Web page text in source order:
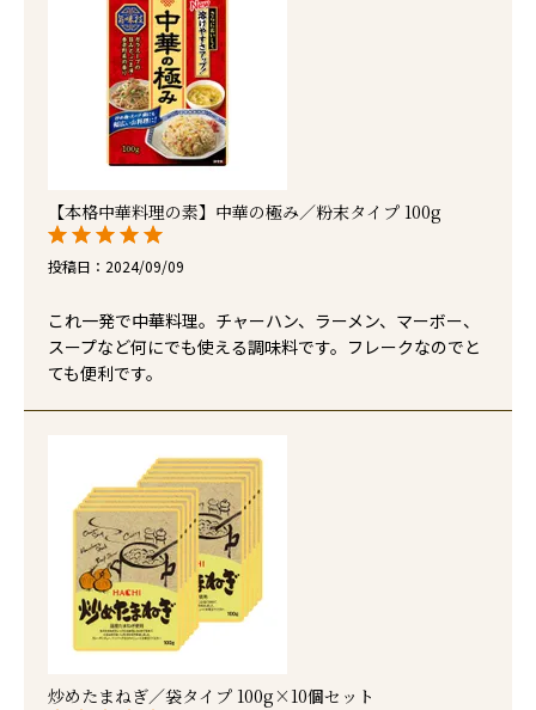
【本格中華料理の素】中華の極み／粉末タイプ 100g
投稿日 2024/09/09
これ一発で中華料理。チャーハン、ラーメン、マーボー、
スープなど何にでも使える調味料です。フレークなのでと
ても便利です。
炒めたまねぎ／袋タイプ 100g×10個セット